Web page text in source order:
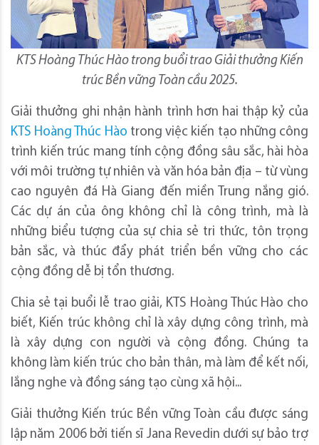
KTS Hoàng Thúc Hào trong buổi trao Giải thưởng Kiến
trúc Bền vững Toàn cầu 2025.
Giải thưởng ghi nhận hành trình hơn hai thập kỷ của
KTS Hoàng Thúc Hào trong việc kiến tạo những công
trình kiến trúc mang tính cộng đồng sâu sắc, hài hòa
với môi trường tự nhiên và văn hóa bản địa – từ vùng
cao nguyên đá Hà Giang đến miền Trung nắng gió.
Các dự án của ông không chỉ là công trình, mà là
những biểu tượng của sự chia sẻ tri thức, tôn trọng
bản sắc, và thúc đẩy phát triển bền vững cho các
cộng đồng dễ bị tổn thương.
Chia sẻ tại buổi lễ trao giải, KTS Hoàng Thúc Hào cho
biết, Kiến trúc không chỉ là xây dựng công trình, mà
là xây dựng con người và cộng đồng. Chúng ta
không làm kiến trúc cho bản thân, mà làm để kết nối,
lắng nghe và đồng sáng tạo cùng xã hội...
Giải thưởng Kiến trúc Bền vững Toàn cầu được sáng
lập năm 2006 bởi tiến sĩ Jana Revedin dưới sự bảo trợ